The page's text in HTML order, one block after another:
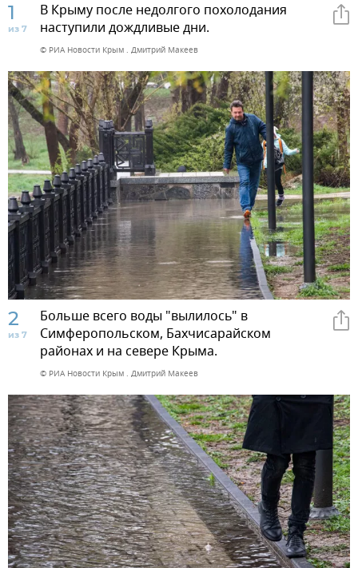
1
из 7
В Крыму после недолгого похолодания
наступили дождливые дни.
© РИА Новости Крым . Дмитрий Макеев
2
из 7
Больше всего воды "вылилось" в
Симферопольском, Бахчисарайском
районах и на севере Крыма.
© РИА Новости Крым . Дмитрий Макеев